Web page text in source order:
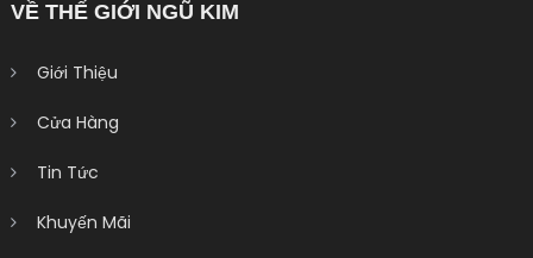
VỀ THẾ GIỚI NGŨ KIM
Giới Thiệu
Cửa Hàng
Tin Tức
Khuyến Mãi